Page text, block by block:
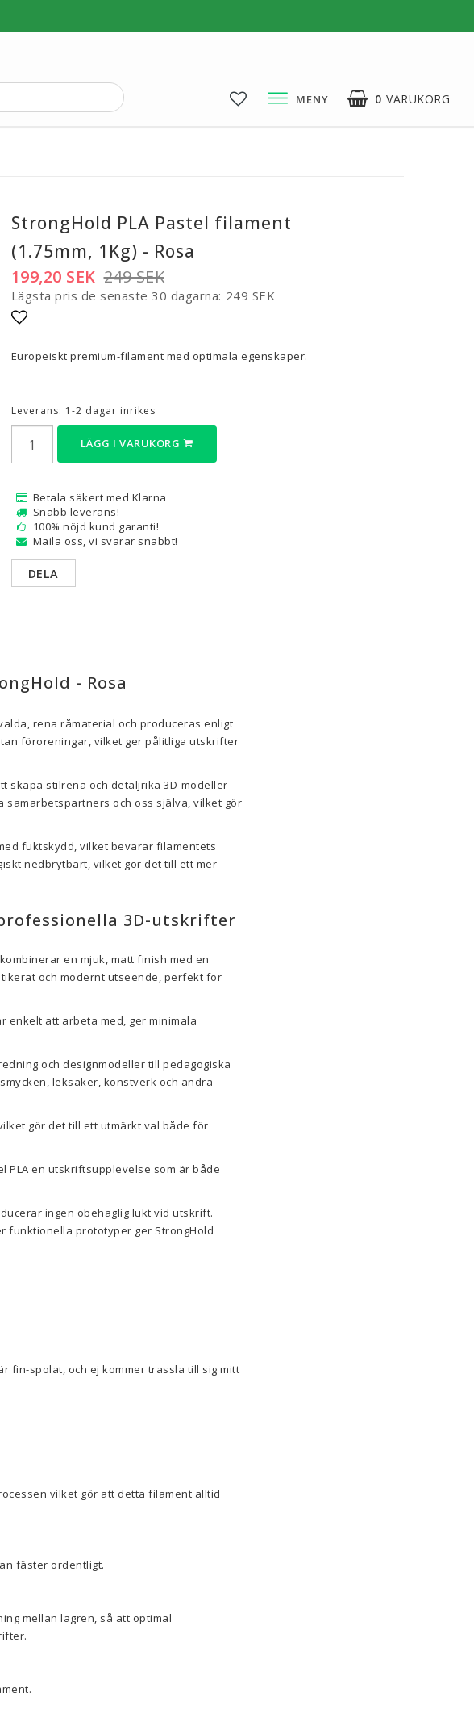
0 VARUKORG
MENY
Sten & Kolfiber
Visa alla
3D-Pennor
Filament till 3D-Pennor
Visa alla
StrongHold PLA Pastel filament
(1.75mm, 1Kg) - Rosa
249 SEK
199,20 SEK
Lägsta pris de senaste 30 dagarna 249 SEK
Europeiskt premium-filament med optimala egenskaper.
Leverans: 1-2 dagar inrikes
LÄGG I VARUKORG
Betala säkert med Klarna
Snabb leverans!
100% nöjd kund garanti!
Maila oss, vi svarar snabbt!
DELA
- Rosa
rena råmaterial och produceras enligt
föroreningar, vilket ger pålitliga utskrifter
skapa stilrena och detaljrika 3D-modeller
och oss själva, vilket gör
fuktskydd, vilket bevarar filamentets
nedbrytbart, vilket gör det till ett mer
3D-utskrifter
en mjuk, matt finish med en
och modernt utseende, perfekt för
enkelt att arbeta med, ger minimala
och designmodeller till pedagogiska
leksaker, konstverk och andra
gör det till ett utmärkt val både för
PLA en utskriftsupplevelse som är både
ingen obehaglig lukt vid utskrift.
funktionella prototyper ger StrongHold
fin-spolat, och ej kommer trassla till sig mitt
vilket gör att detta filament alltid
fäster ordentligt.
mellan lagren, så att optimal